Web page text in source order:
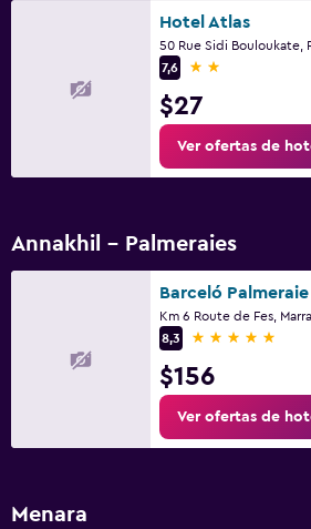
Hotel Atlas
7,6
2 estrellas
$27
Ver ofertas de
Annakhil - Palmeraies
Km 6 Route de Fes,
8,3
5 estrellas
$156
Ver ofertas de
Menara